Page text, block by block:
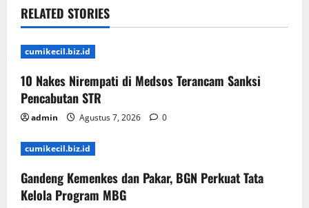
RELATED STORIES
cumikecil.biz.id
10 Nakes Nirempati di Medsos Terancam Sanksi
Pencabutan STR
admin Agustus 7, 2026 0
cumikecil.biz.id
Gandeng Kemenkes dan Pakar, BGN Perkuat Tata
Kelola Program MBG